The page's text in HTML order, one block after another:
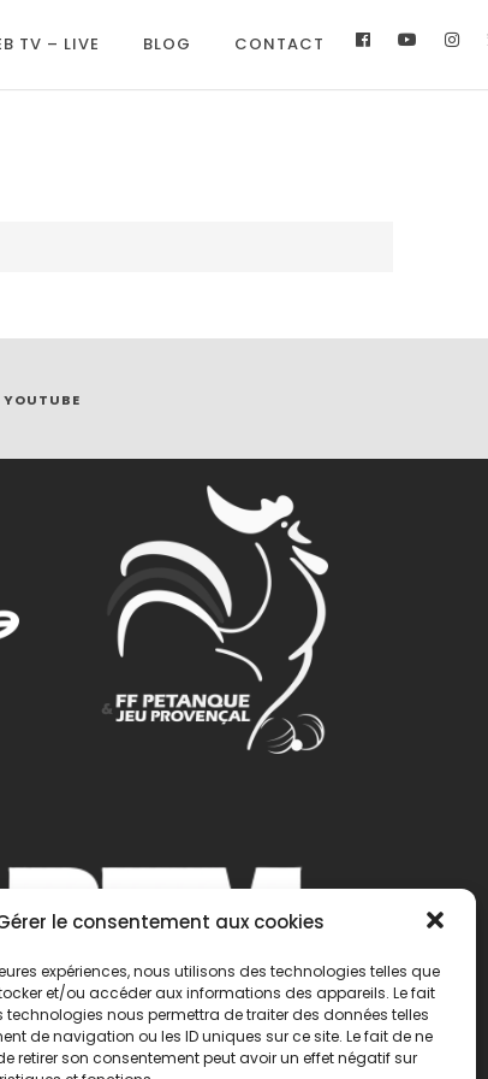
le consentement aux cookies
expériences, nous utilisons des technologies telles que
et/ou accéder aux informations des appareils. Le fait
technologies nous permettra de traiter des données telles
de navigation ou les ID uniques sur ce site. Le fait de ne
retirer son consentement peut avoir un effet négatif sur
TV – LIVE BLOG CONTACT
YOUTUBE